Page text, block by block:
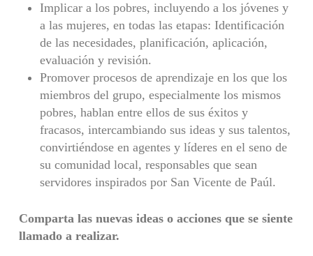
Implicar a los pobres, incluyendo a los jóvenes y
a las mujeres, en todas las etapas: Identificación
de las necesidades, planificación, aplicación,
evaluación y revisión.
Promover procesos de aprendizaje en los que los
miembros del grupo, especialmente los mismos
pobres, hablan entre ellos de sus éxitos y
fracasos, intercambiando sus ideas y sus talentos,
convirtiéndose en agentes y líderes en el seno de
su comunidad local, responsables que sean
servidores inspirados por San Vicente de Paúl.
Comparta las nuevas ideas o acciones que se siente
llamado a realizar.